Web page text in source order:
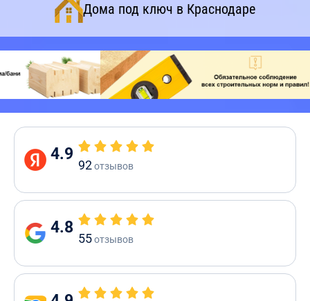
Дома под ключ в Краснодаре
4.9
92отзывов
4.8
55отзывов